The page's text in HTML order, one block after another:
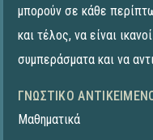
μπορούν σε κάθε
και τέλος, να είναι
συμπεράσματα και να
ΓΝΩΣΤΙΚΌ
Μαθηματικά